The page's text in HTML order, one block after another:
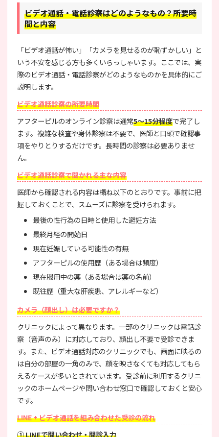
ビデオ通話・電話診察はどのようなもの？所要時
間と内容
「ビデオ通話が怖い」「カメラを見せるのが恥ずかしい」と
いう不安を感じる方も多くいらっしゃいます。ここでは、実
際のビデオ通話・電話診察がどのようなものかを具体的にご
説明します。
ビデオ通話診察の所要時間
アフターピルのオンライン診察は通常5〜15分程度で完了し
ます。複雑な検査や身体診察は不要で、医師と口頭で確認事
項をやりとりするだけです。長時間の診察は必要ありませ
ん。
ビデオ通話診察で聞かれる主な内容
医師から確認される内容は概ね以下のとおりです。事前に把
握しておくことで、スムーズに診察を受けられます。
最後の性行為の日時と使用した避妊方法
最終月経の開始日
現在妊娠している可能性の有無
アフターピルの使用歴（ある場合は頻度）
現在服用中の薬（ある場合は薬の名前）
既往歴（重大な肝疾患、アレルギーなど）
カメラ（顔出し）は必要ですか？
クリニックによって異なります。一部のクリニックは電話診
察（音声のみ）に対応しており、顔出し不要で受診できま
す。また、ビデオ通話対応のクリニックでも、画面に映るの
は自分の部屋の一角のみで、顔を映さなくても対応してもら
えるケースが多いとされています。受診前に利用するクリニ
ックのホームページや問い合わせ窓口で確認しておくと安心
です。
LINE + ビデオ通話を組み合わせた受診の流れ
① LINEで問い合わせ・問診入力